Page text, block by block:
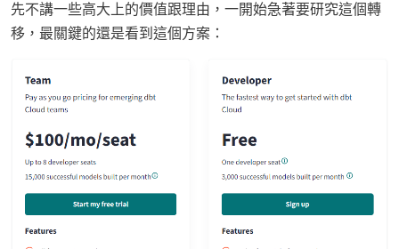
先不講一些高大上的價值跟理由，一開始急著要研究這個轉
移，最關鍵的還是看到這個方案：